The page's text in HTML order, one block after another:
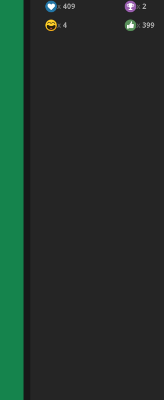
x409 x2
x4 x399